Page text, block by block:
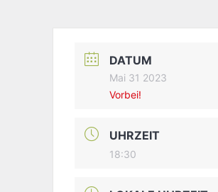
DATUM
Mai 31 2023
Vorbei!
UHRZEIT
18:30